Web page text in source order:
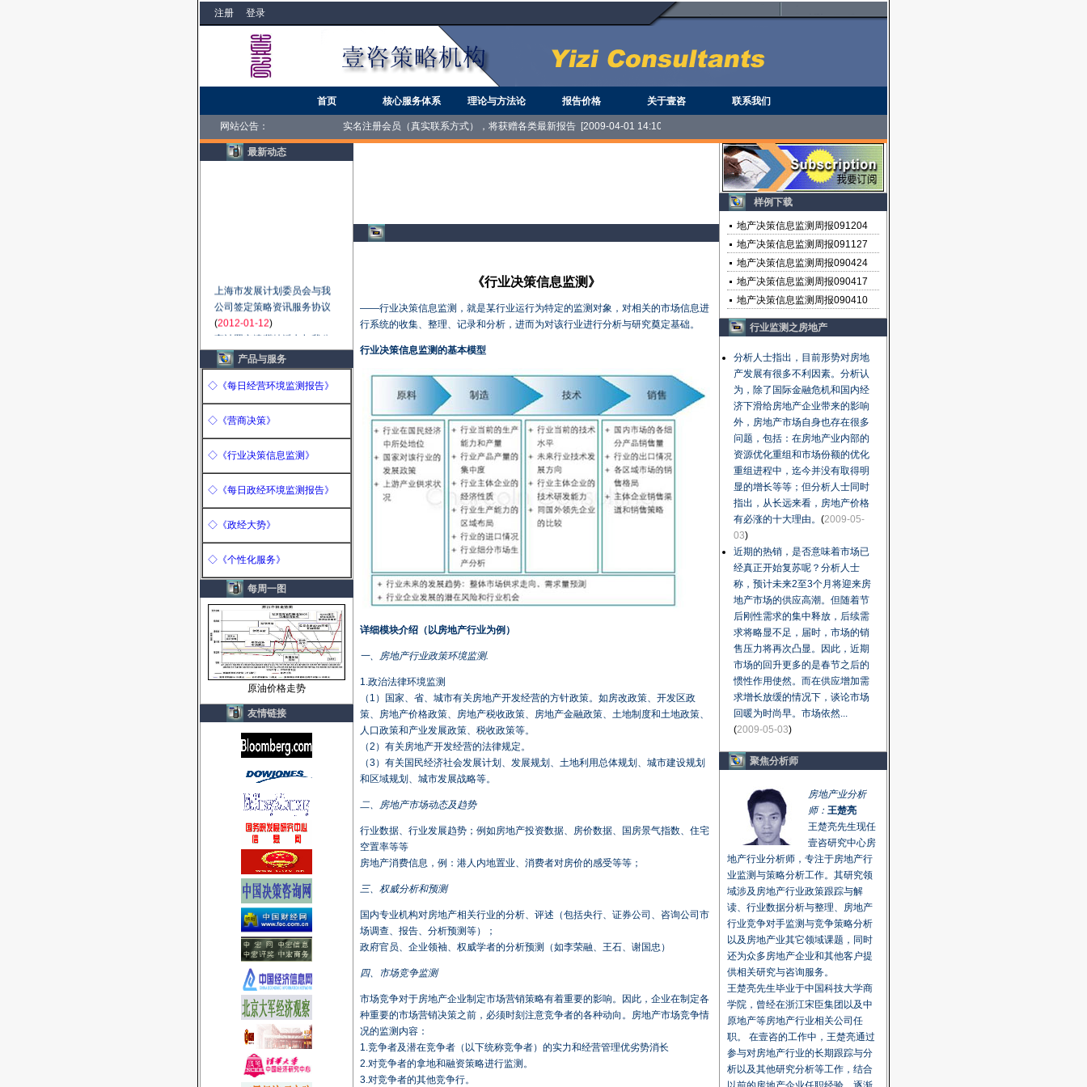
注册 登录
首页 核心服务体系 理论与方法论 报告价格 关于壹咨 联系我们
网站公告： 实名注册会员（真实联系方式），将获赠各类最新报告 [2009-04-01 14:10:08]
最新动态
上海市发展计划委员会与我
公司签定策略资讯服务协议
(2012-01-12)
审计署京津冀特派办与我公
司签订策略资讯服务协议
(2012-01-12)
中国中钢集团公司与我公司
签定策略资讯服务协议
( 2012-01-12)
司签订策略资讯服务协议
公司与我公司签订策略资讯
山东东明石化集团有限公司
与我公司签定策略资讯服务
协议(2012-01-12
中国邮政储蓄银行有限责任
公司扬州市发展和改革委员
会与我公司签...(2012-01-12)
西安飞机国际航空制造股份
有限公司与我公司签定策略
资讯服务协议...(2012-01-12)
上海市政府发展研究中心与
我公司签定策略资讯服务协
议(2012-01-12)
吴江经济开发区与我公司签
定策略资讯服务协议 2012-
)
产品与服务
◇《每日经营环境监测报告》
◇《营商决策》
◇《行业决策信息监测》
◇《每日政经环境监测报告》
◇《政经大势》
◇《个性化服务》
每周一图
原油价格走势
友情链接
《行业决策信息监测》
——行业决策信息监测，就是某行业运行为特定的监测对象，对相关的市场信息进
行系统的收集、整理、记录和分析，进而为对该行业进行分析与研究奠定基础。
行业决策信息监测的基本模型
详细模块介绍（以房地产行业为例）
一、房地产行业政策环境监测.
1.政治法律环境监测
（1）国家、省、城市有关房地产开发经营的方针政策。如房改政策、开发区政
策、房地产价格政策、房地产税收政策、房地产金融政策、土地制度和土地政策、
人口政策和产业发展政策、税收政策等。
（2）有关房地产开发经营的法律规定。
（3）有关国民经济社会发展计划、发展规划、土地利用总体规划、城市建设规划
和区域规划、城市发展战略等。
二、房地产市场动态及趋势
行业数据、行业发展趋势；例如房地产投资数据、房价数据、国房景气指数、住宅
空置率等等
房地产消费信息，例：港人内地置业、消费者对房价的感受等等；
三、权威分析和预测
国内专业机构对房地产相关行业的分析、评述（包括央行、证券公司、咨询公司市
场调查、报告、分析预测等）；
政府官员、企业领袖、权威学者的分析预测（如李荣融、王石、谢国忠）
四、市场竞争监测
市场竞争对于房地产企业制定市场营销策略有着重要的影响。因此，企业在制定各
种重要的市场营销决策之前，必须时刻注意竞争者的各种动向。房地产市场竞争情
况的监测内容：
1.竞争者及潜在竞争者（以下统称竞争者）的实力和经营管理优劣势消长
2.对竞争者的拿地和融资策略进行监测。
3.对竞争者的其他竞争行。
样例下载
地产决策信息监测周报091204
地产决策信息监测周报091127
地产决策信息监测周报090424
地产决策信息监测周报090417
地产决策信息监测周报090410
行业监测之房地产
分析人士指出，目前形势对房地
产发展有很多不利因素。分析认
为，除了国际金融危机和国内经
济下滑给房地产企业带来的影响
外，房地产市场自身也存在很多
问题，包括：在房地产业内部的
资源优化重组和市场份额的优化
重组进程中，迄今并没有取得明
显的增长等等；但分析人士同时
指出，从长远来看，房地产价格
有必涨的十大理由。 (2009-05-
03)
近期的热销，是否意味着市场已
经真正开始复苏呢？分析人士
称，预计未来2至3个月将迎来房
地产市场的供应高潮。但随着节
后刚性需求的集中释放，后续需
求将略显不足，届时，市场的销
售压力将再次凸显。因此，近期
市场的回升更多的是春节之后的
惯性作用使然。而在供应增加需
求增长放缓的情况下，谈论市场
回暖为时尚早。市场依然...
(2009-05-03)
聚焦分析师
房地产业分析
师： 王楚亮
王楚亮先生现任
壹咨研究中心房
地产行业分析师，专注于房地产行
业监测与策略分析工作。其研究领
域涉及房地产行业政策跟踪与解
读、行业数据分析与整理、房地产
行业竞争对手监测与竞争策略分析
以及房地产业其它领域课题，同时
还为众多房地产企业和其他客户提
供相关研究与咨询服务。
王楚亮先生毕业于中国科技大学商
学院，曾经在浙江宋臣集团以及中
原地产等房地产行业相关公司任
职。 在壹咨的工作中，王楚亮通过
参与对房地产行业的长期跟踪与分
析以及其他研究分析等工作，结合